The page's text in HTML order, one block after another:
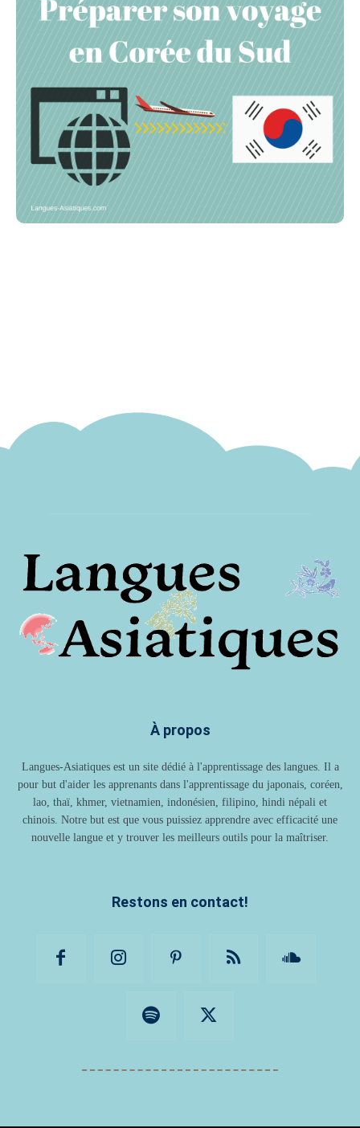
À propos
Langues-Asiatiques est un site dédié à l'apprentissage des langues. Il a
pour but d'aider les apprenants dans l'apprentissage du japonais, coréen,
lao, thaï, khmer, vietnamien, indonésien, filipino, hindi népali et
chinois. Notre but est que vous puissiez apprendre avec efficacité une
nouvelle langue et y trouver les meilleurs outils pour la maîtriser.
Restons en contact!